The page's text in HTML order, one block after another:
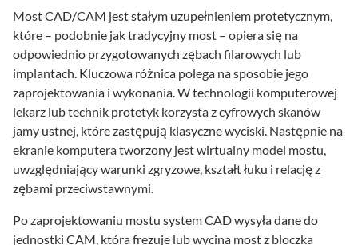
Most CAD/CAM jest stałym uzupełnieniem protetycznym,
które – podobnie jak tradycyjny most – opiera się na
odpowiednio przygotowanych zębach filarowych lub
implantach. Kluczowa różnica polega na sposobie jego
zaprojektowania i wykonania. W technologii komputerowej
lekarz lub technik protetyk korzysta z cyfrowych skanów
jamy ustnej, które zastępują klasyczne wyciski. Następnie na
ekranie komputera tworzony jest wirtualny model mostu,
uwzględniający warunki zgryzowe, kształt łuku i relację z
zębami przeciwstawnymi.
Po zaprojektowaniu mostu system CAD wysyła dane do
jednostki CAM, która frezuje lub wycina most z bloczka